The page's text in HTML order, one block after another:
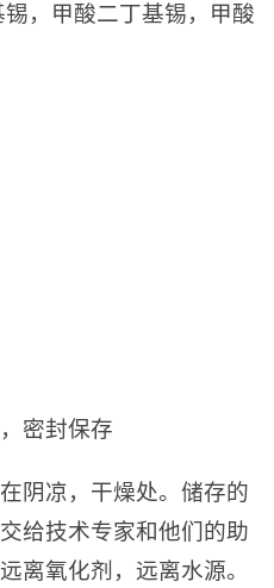
，甲酸二丁基锡，甲酸
密封保存
阴凉，干燥处。储存的
给技术专家和他们的助
离氧化剂，远离水源。